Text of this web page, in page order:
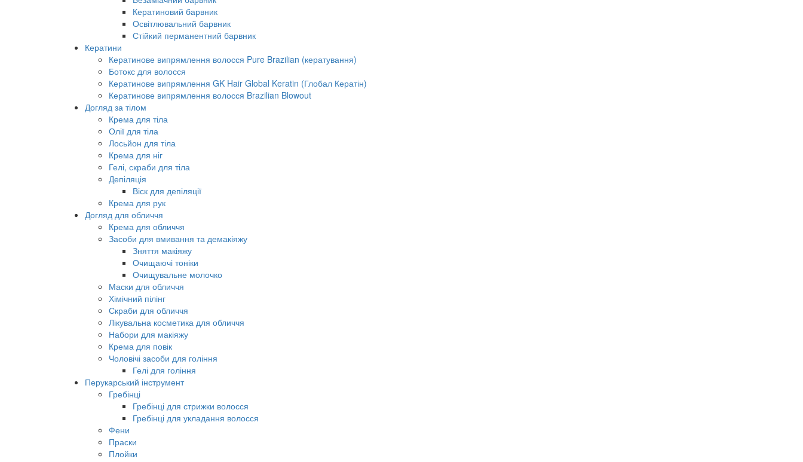
Кератиновий барвник
Освітлювальний барвник
Стійкий перманентний барвник
Кератини
Кератинове випрямлення волосся Pure Brazilian (кератування)
Ботокс для волосся
Кератинове випрямлення GK Hair Global Keratin (Глобал Кератін)
Кератинове випрямлення волосся Brazilian Blowout
Догляд за тілом
Крема для тіла
Олії для тіла
Лосьйон для тіла
Крема для ніг
Гелі, скраби для тіла
Депіляція
Віск для депіляції
Крема для рук
Догляд для обличчя
Крема для обличчя
Засоби для вмивання та демакіяжу
Зняття макіяжу
Очищаючі тоніки
Очищувальне молочко
Маски для обличчя
Хімічний пілінг
Скраби для обличчя
Лікувальна косметика для обличчя
Набори для макіяжу
Крема для повік
Чоловічі засоби для гоління
Гелі для гоління
Перукарський інструмент
Гребінці
Гребінці для стрижки волосся
Гребінці для укладання волосся
Фени
Праски
Плойки